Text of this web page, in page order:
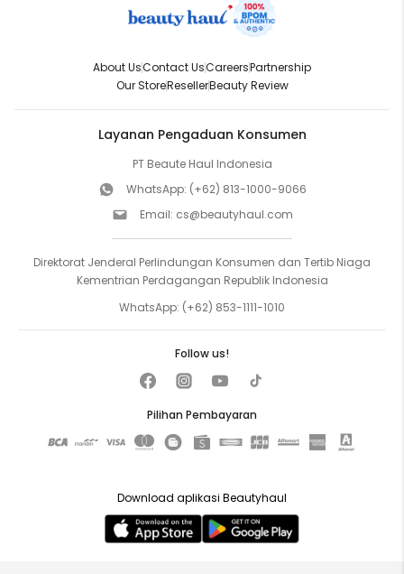
About UsContact UsCareersPartnership
Our StoreResellerBeauty Review
Layanan Pengaduan Konsumen
PT Beaute Haul Indonesia
WhatsApp: (+62) 813-1000-9066
Email: cs@beautyhaul.com
Direktorat Jenderal Perlindungan Konsumen dan Tertib Niaga
Kementrian Perdagangan Republik Indonesia
WhatsApp: (+62) 853-1111-1010
Pilihan Pembayaran
Follow us!
Download aplikasi Beautyhaul